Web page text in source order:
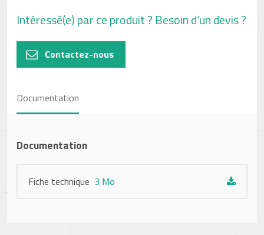
Intéressé(e) par ce produit ? Besoin d’un devis ?
Contactez-nous
Documentation
Documentation
Fiche technique 3 Mo